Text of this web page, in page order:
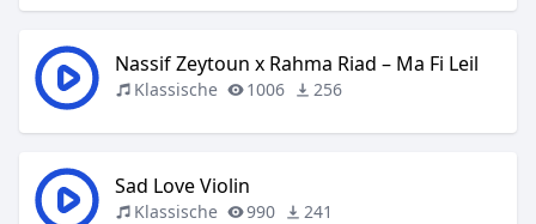
Nassif Zeytoun x Rahma Riad – Ma Fi Leil
Klassische 1006 256
Sad Love Violin
Klassische 990 241